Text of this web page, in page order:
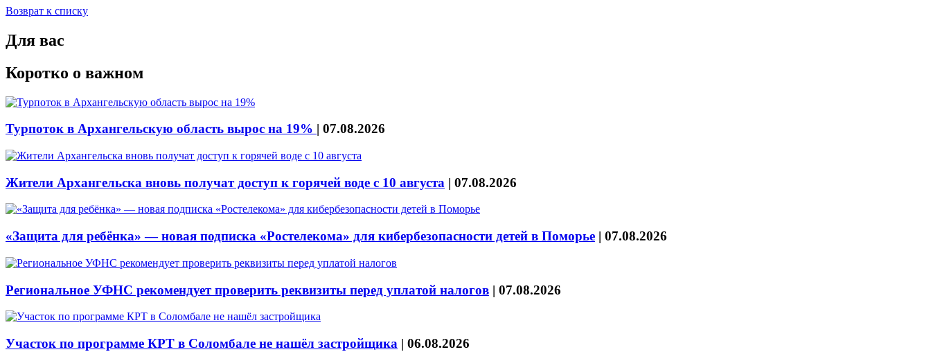
Возврат к списку
Для вас
Коротко о важном
Турпоток в Архангельскую область вырос на 19% | 07.08.2026
Жители Архангельска вновь получат доступ к горячей воде с 10 августа | 07.08.2026
«Защита для ребёнка» — новая подписка «Ростелекома» для кибербезопасности детей в Поморье | 07.08.2026
Региональное УФНС рекомендует проверить реквизиты перед уплатой налогов | 07.08.2026
Участок по программе КРТ в Соломбале не нашёл застройщика | 06.08.2026